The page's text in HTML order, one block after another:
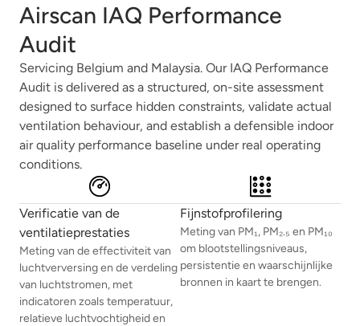
Airscan IAQ Performance
Audit
Servicing Belgium and Malaysia. Our IAQ Performance
Audit is delivered as a structured, on-site assessment
designed to surface hidden constraints, validate actual
ventilation behaviour, and establish a defensible indoor
air quality performance baseline under real operating
conditions.
Verificatie van de
ventilatieprestaties
Meting van de effectiviteit van
luchtverversing en de verdeling
van luchtstromen, met
indicatoren zoals temperatuur,
relatieve luchtvochtigheid en
Fijnstofprofilering
Meting van PM₁, PM₂.₅ en PM₁₀
om blootstellingsniveaus,
persistentie en waarschijnlijke
bronnen in kaart te brengen.